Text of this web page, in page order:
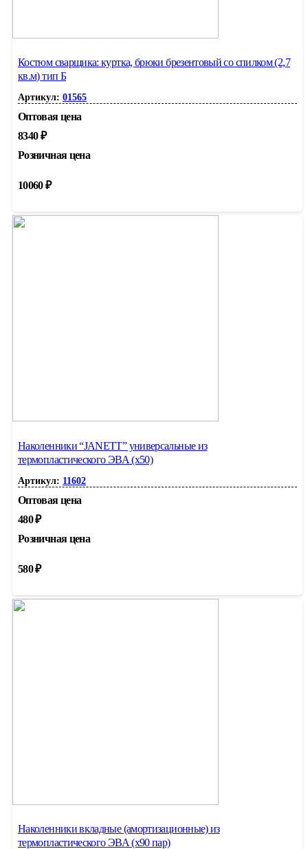
Костюм сварщика: куртка, брюки брезентовый со спилком (2,7
кв.м) тип Б
Артикул: 01565
Оптовая цена
8340₽
Розничная цена
10060₽
Наколенники “JANETT” универсальные из
термопластического ЭВА (х50)
Артикул: 11602
Оптовая цена
480₽
Розничная цена
580₽
Наколенники вкладные (амортизационные) из
термопластического ЭВА (х90 пар)